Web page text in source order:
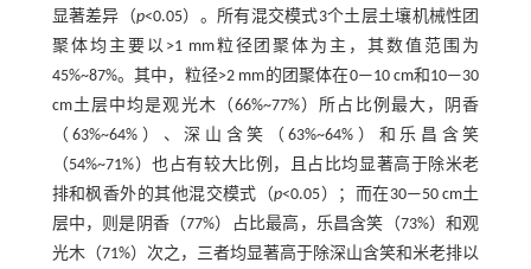
显著差异（p<0.05）。所有混交模式3个土层土壤机械性团
聚体均主要以>1 mm粒径团聚体为主，其数值范围为
45%~87%。其中，粒径>2 mm的团聚体在0—10 cm和10—30
cm土层中均是观光木（66%~77%）所占比例最大，阴香
（63%~64%）、深山含笑（63%~64%）和乐昌含笑
（54%~71%）也占有较大比例，且占比均显著高于除米老
排和枫香外的其他混交模式（p<0.05）；而在30—50 cm土
层中，则是阴香（77%）占比最高，乐昌含笑（73%）和观
光木（71%）次之，三者均显著高于除深山含笑和米老排以